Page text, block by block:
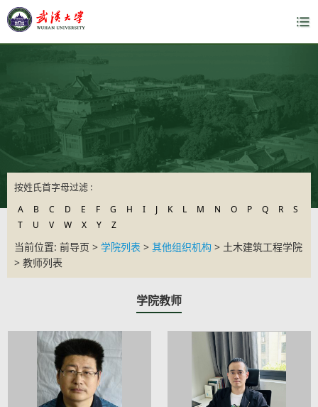
按姓氏首字母过滤 :
A B C D E F G H I J K L M N O P Q R
S
T
U V W X Y Z
当前位置: 前导页 > 学院列表 > 其他组织机构 > 土木建筑工程学院
> 教师列表
学院教师